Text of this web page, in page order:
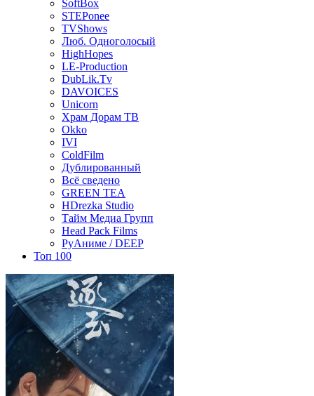
SoftBox
STEPonee
TVShows
Люб. Одноголосый
HighHopes
LE-Production
DubLik.Tv
DAVOICES
Unicorn
Храм Дорам ТВ
Okko
IVI
ColdFilm
Дублированный
Всё сведено
GREEN TEA
HDrezka Studio
Тайм Медиа Групп
Head Pack Films
РуАниме / DEEP
Топ 100